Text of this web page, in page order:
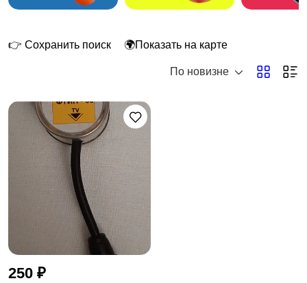
плееры
Кабели и адаптеры
Микрофоны1
👉 Сохранить поиск 🌍Показать на карте
По новизне
250 ₽